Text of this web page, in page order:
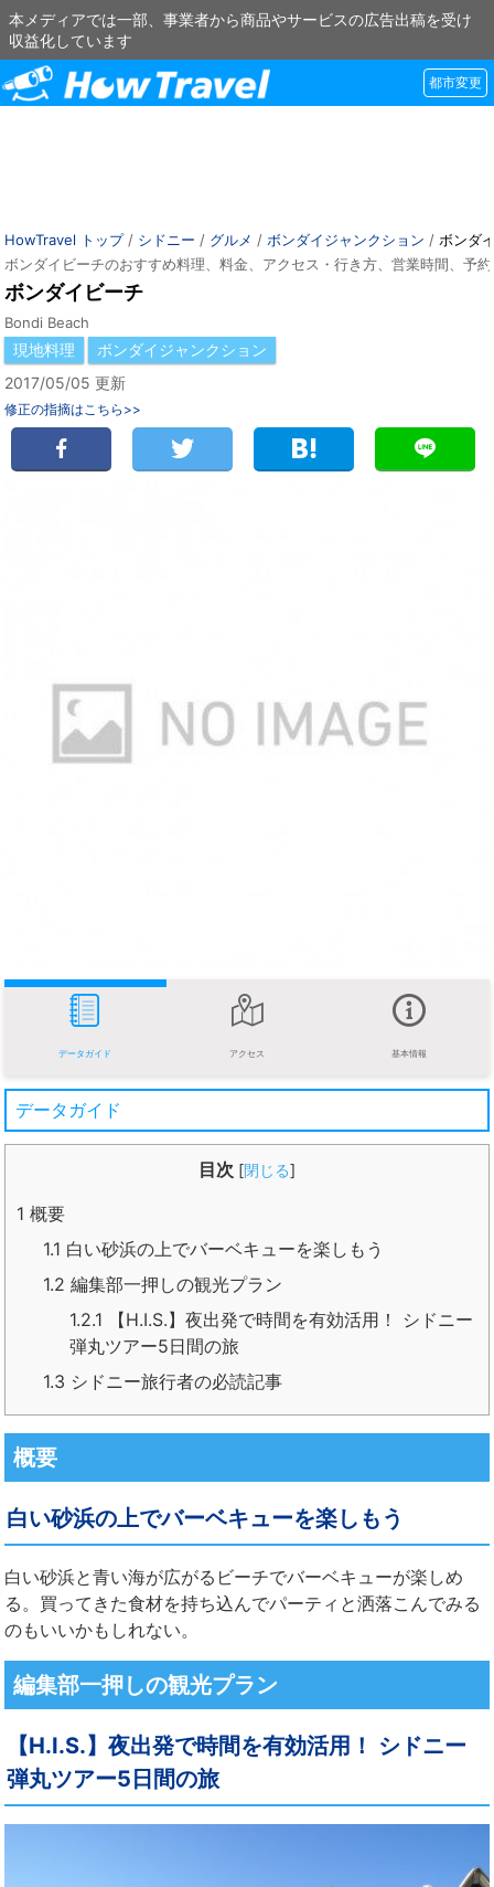
本メディアでは一部、事業者から商品やサービスの広告出稿を受け
収益化しています
都市変更
HowTravel トップ/ シドニー / グルメ / ボンダイジャンクション / ボンダ
ボンダイビーチのおすすめ料理、料金、アクセス・行き方、営業時間、予約
ボンダイビーチ
Bondi Beach
現地料理
ボンダイジャンクション
2017/05/05 更新
修正の指摘はこちら>>
データガイド アクセス 基本情報
データガイド
目次 [閉じる]
1 概要
1.1 白い砂浜の上でバーベキューを楽しもう
1.2 編集部一押しの観光プラン
1.2.1 【H.I.S.】夜出発で時間を有効活用！ シドニー
弾丸ツアー5日間の旅
1.3 シドニー旅行者の必読記事
概要
白い砂浜の上でバーベキューを楽しもう
白い砂浜と青い海が広がるビーチでバーベキューが楽しめ
る。買ってきた食材を持ち込んでパーティと洒落こんでみる
のもいいかもしれない。
編集部一押しの観光プラン
【H.I.S.】夜出発で時間を有効活用！ シドニー
弾丸ツアー5日間の旅